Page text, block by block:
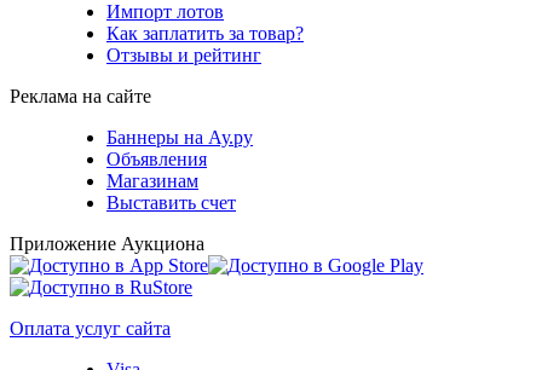
Импорт лотов
Как заплатить за товар?
Отзывы и рейтинг
Реклама на сайте
Баннеры на Ау.ру
Объявления
Магазинам
Выставить счет
Приложение Аукциона
Оплата услуг сайта